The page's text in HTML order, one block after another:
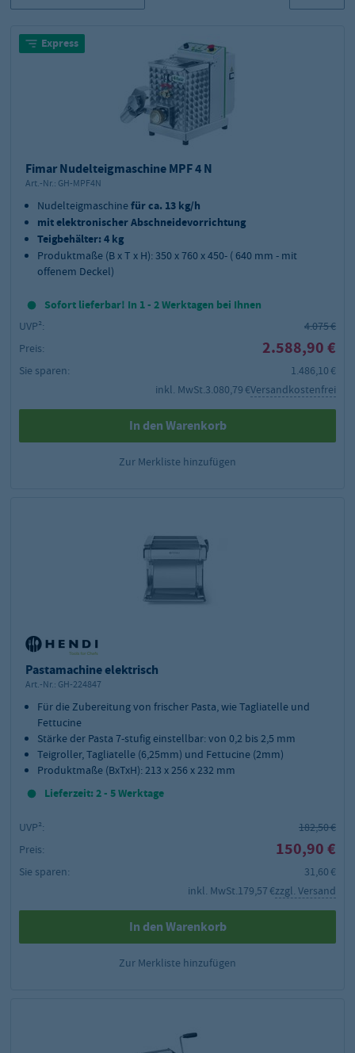
Express
Fimar Nudelteigmaschine MPF 4 N
Art.-Nr.: GH-MPF4N
Nudelteigmaschinefür ca. 13 kg/h
mit elektronischer Abschneidevorrichtung
Teigbehälter: 4 kg
Produktmaße (B x T x H): 350 x 760 x 450- ( 640 mm - mit
offenem Deckel)
Sofort lieferbar! In 1 - 2 Werktagen bei Ihnen
UVP²:
4.075 €
Preis:
2.588,90 €
Sie sparen:
1.486,10 €
inkl. MwSt.3.080,79 €Versandkostenfrei
In den Warenkorb
Zur Merkliste hinzufügen
Pastamachine elektrisch
Art.-Nr.: GH-224847
Für die Zubereitung von frischer Pasta, wie Tagliatelle und
Fettucine
Stärke der Pasta 7-stufig einstellbar: von 0,2 bis 2,5 mm
Teigroller, Tagliatelle (6,25mm) und Fettucine (2mm)
Produktmaße (BxTxH): 213 x 256 x 232 mm
Lieferzeit: 2 - 5 Werktage
UVP²:
182,50 €
Preis:
150,90 €
Sie sparen:
31,60 €
inkl. MwSt.179,57 €zzgl. Versand
In den Warenkorb
Zur Merkliste hinzufügen